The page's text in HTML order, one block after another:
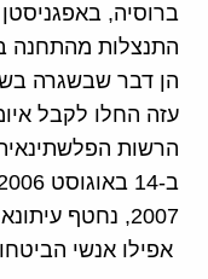
ברוסיה,
הן דבר שבשגרה
עזה החלו לקבל
2007, נחטף
אפילו אנשי